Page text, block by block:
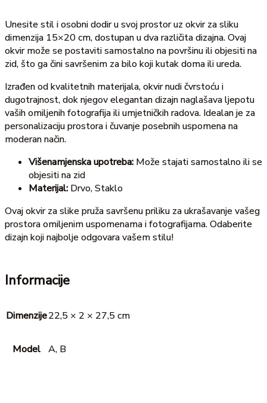
Unesite stil i osobni dodir u svoj prostor uz okvir za sliku
dimenzija 15×20 cm, dostupan u dva različita dizajna. Ovaj
okvir može se postaviti samostalno na površinu ili objesiti na
zid, što ga čini savršenim za bilo koji kutak doma ili ureda.
Izrađen od kvalitetnih materijala, okvir nudi čvrstoću i
dugotrajnost, dok njegov elegantan dizajn naglašava ljepotu
vaših omiljenih fotografija ili umjetničkih radova. Idealan je za
personalizaciju prostora i čuvanje posebnih uspomena na
moderan način.
Višenamjenska upotreba: Može stajati samostalno ili se
objesiti na zid
Materijal: Drvo, Staklo
Ovaj okvir za slike pruža savršenu priliku za ukrašavanje vašeg
prostora omiljenim uspomenama i fotografijama. Odaberite
dizajn koji najbolje odgovara vašem stilu!
Informacije
Dimenzije22,5 × 2 × 27,5 cm
Model A, B